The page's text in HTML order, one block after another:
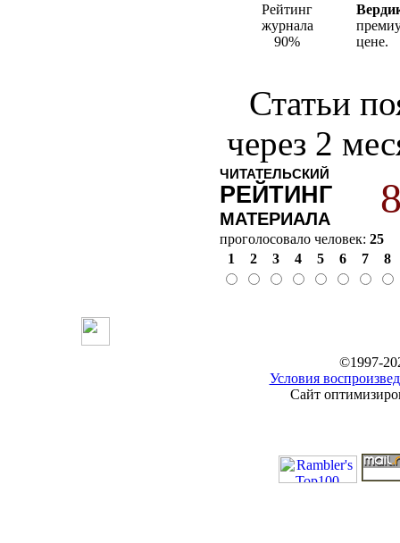
Рейтинг
журнала
90%
цене.
Статьи
через 2
ЧИТАТЕЛЬСКИЙ
РЕЙТИНГ
МАТЕРИАЛА
проголосовало человек: 25
1
2 3 4 5 6 7 8
©1997-
Условия
Сайт